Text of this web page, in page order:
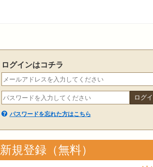
ログインはコチラ
パスワードを忘れた方はこちら
新規登録（無料）